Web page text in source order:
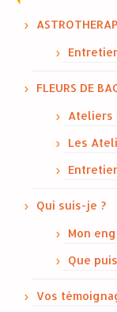
FLEURS DE
Ateliers
Les
Qui suis-je ?
Mon
Que
Vos